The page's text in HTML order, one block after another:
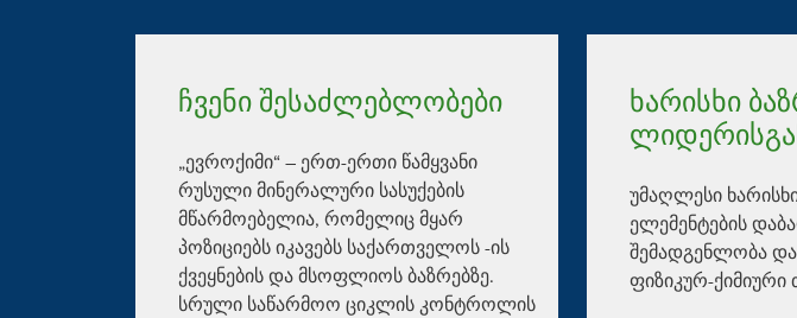
ჩვენი შესაძლებლობები
„ევროქიმი“ – ერთ-ერთი წამყვანი
რუსული მინერალური სასუქების
მწარმოებელია, რომელიც მყარ
პოზიციებს იკავებს საქართველოს -ის
ქვეყნების და მსოფლიოს ბაზრებზე.
სრული საწარმოო ციკლის კონტროლის
ხარისხი
უმაღლესი
ელემენტების
შემადგენლობა და
ფიზიკურ-ქიმიური